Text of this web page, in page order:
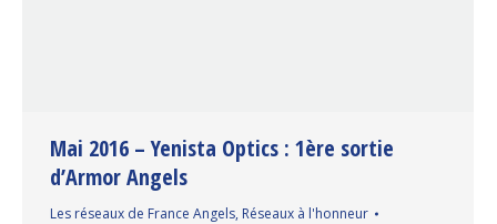
Mai 2016 – Yenista Optics : 1ère sortie
d’Armor Angels
Les réseaux de France Angels, Réseaux à l'honneur